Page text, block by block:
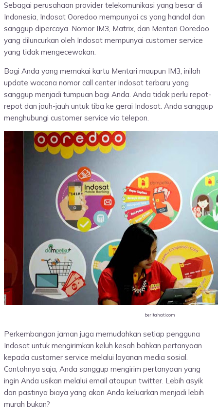
Sebagai perusahaan provider telekomunikasi yang besar di
Indonesia, Indosat Ooredoo mempunyai cs yang handal dan
sanggup dipercaya. Nomor IM3, Matrix, dan Mentari Ooredoo
yang diluncurkan oleh Indosat mempunyai customer service
yang tidak mengecewakan.
Bagi Anda yang memakai kartu Mentari maupun IM3, inilah
update wacana nomor call center indosat terbaru yang
sanggup menjadi tumpuan bagi Anda. Anda tidak perlu repot-
repot dan jauh-jauh untuk tiba ke gerai Indosat. Anda sanggup
menghubungi customer service via telepon.
beritahati.com
Perkembangan jaman juga memudahkan setiap pengguna
Indosat untuk mengirimkan keluh kesah bahkan pertanyaan
kepada customer service melalui layanan media sosial.
Contohnya saja, Anda sanggup mengirim pertanyaan yang
ingin Anda usikan melalui email ataupun twitter. Lebih asyik
dan pastinya biaya yang akan Anda keluarkan menjadi lebih
murah bukan?